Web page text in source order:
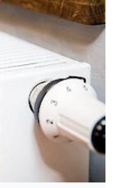
людей и
в Украине